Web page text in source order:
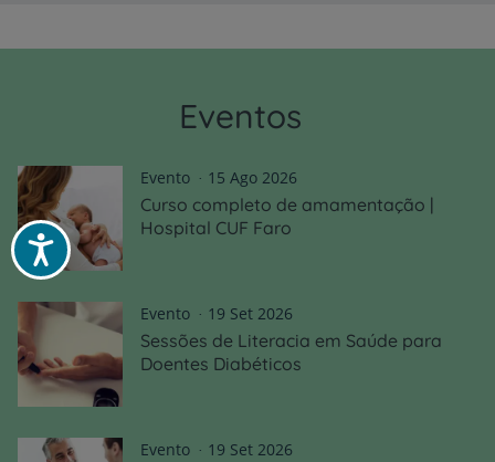
Acessibilidade
Eventos
Evento 15 Ago 2026
Curso completo de amamentação |
Hospital CUF Faro
Evento 19 Set 2026
Sessões de Literacia em Saúde para
Doentes Diabéticos
Evento 19 Set 2026